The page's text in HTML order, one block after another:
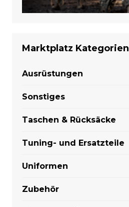
Marktplatz Kategorien
Ausrüstungen
Sonstiges
Taschen & Rücksäcke
Tuning- und Ersatzteile
Uniformen
Zubehör